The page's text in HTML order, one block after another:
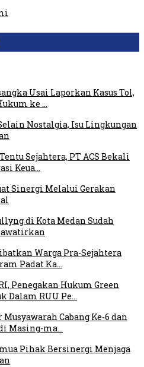
Usai Laporkan Kasus Tol,
ke …
Nostalgia, Isu Lingkungan
Sejahtera, PT ACS Bekali
Keua…
Sinergi Melalui Gerakan
di Kota Medan Sudah
Warga Pra-Sejahtera
Padat Ka…
Penegakan Hukum Green
Dalam RUU Pe…
Cabang Ke-6 dan
Masing-ma…
Pihak Bersinergi Menjaga